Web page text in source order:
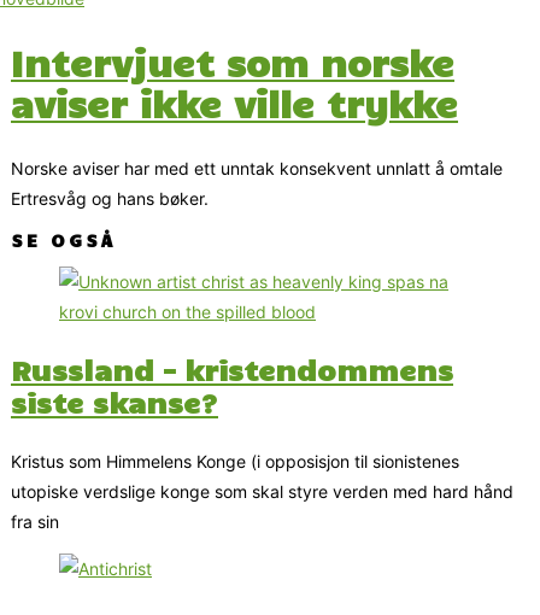
Intervjuet som norske
aviser ikke ville trykke
Norske aviser har med ett unntak konsekvent unnlatt å omtale
Ertresvåg og hans bøker.
SE OGSÅ
Russland – kristendommens
siste skanse?
Kristus som Himmelens Konge (i opposisjon til sionistenes
utopiske verdslige konge som skal styre verden med hard hånd
fra sin